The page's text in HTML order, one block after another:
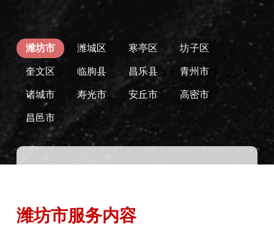
潍坊市 潍城区 寒亭区 坊子区
奎文区 临朐县 昌乐县 青州市
诸城市 寿光市 安丘市 高密市
昌邑市
潍坊市服务内容